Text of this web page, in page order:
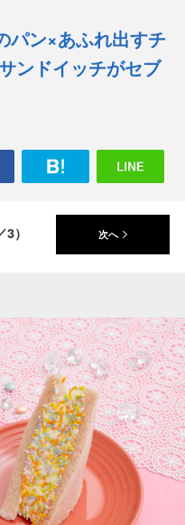
t
e
パン×あふれ出すチ
ンドイッチがセブ
3） 次へ